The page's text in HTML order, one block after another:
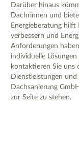
Darüber hinaus
Dachrinnen und
Energieberatung hilft
verbessern und
Anforderungen
individuelle
kontaktieren Sie uns
Dienstleistungen
Dachsanierung
zur Seite zu stehen.